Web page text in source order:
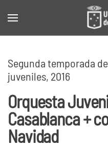
Skip to main content
Segunda temporada
juveniles, 2016
Orquesta
Casablanca +
Navidad